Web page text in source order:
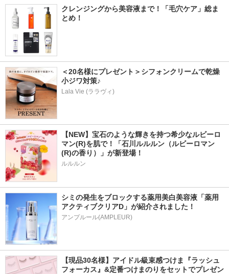
クレンジングから美容液まで！「毛穴ケア」総ま
とめ！
＜20名様にプレゼント＞シフォンクリームで乾燥
小ジワ対策♪
Lala Vie (ララヴィ)
【NEW】宝石のような輝きを持つ希少なルビーロ
マン(R)を肌で！「石川ルルルン（ルビーロマン
(R)の香り）」が新登場！
ルルルン
シミの発生をブロックする薬用美白美容液「薬用
アクティブクリアD」が紹介されました！
アンプルール(AMPLEUR)
【現品30名様】アイドル級束感つけま『ラッシュ
フォーカス』&定番つけまのりをセットでプレゼン